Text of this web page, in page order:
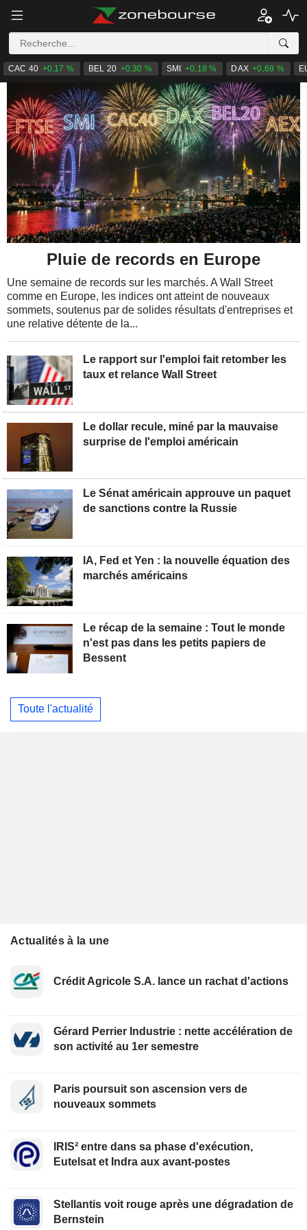
CAC 40 +0,17 % BEL 20 +0,30 % SMI +0,18 % DAX +0,69 %
Le rapport sur l'emploi fait retomber les
taux et relance Wall Street
Le dollar recule, miné par la mauvaise
surprise de l'emploi américain
Pluie de records en Europe
Une semaine de records sur les marchés. A Wall Street
comme en Europe, les indices ont atteint de nouveaux
sommets, soutenus par de solides résultats d'entreprises et
une relative détente de la...
Le Sénat américain approuve un paquet
de sanctions contre la Russie
IA, Fed et Yen : la nouvelle équation des
marchés américains
Le récap de la semaine : Tout le monde
n'est pas dans les petits papiers de
Bessent
Toute l'actualité
Actualités à la une
Crédit Agricole S.A. lance un rachat d'actions
Gérard Perrier Industrie : nette accélération de
son activité au 1er semestre
Paris poursuit son ascension vers de
nouveaux sommets
IRIS² entre dans sa phase d'exécution,
Eutelsat et Indra aux avant-postes
Stellantis voit rouge après une dégradation de
Bernstein